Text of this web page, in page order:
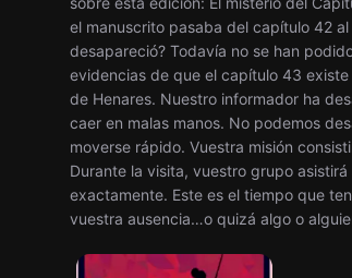
el manuscrito pasaba del capítulo 42
desapareció? Todavía no se han
evidencias de que el capítulo 43
de Henares. Nuestro informador ha
caer en malas manos. No podemos
moverse rápido. Vuestra misión
Durante la visita, vuestro grupo
exactamente. Este es el tiempo que
vuestra ausencia…o quizá algo o